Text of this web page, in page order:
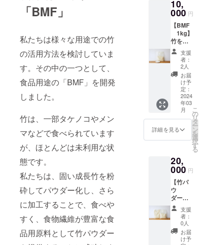
「BMF」
私たちは様々な用途での竹
の活用方法を検討していま
す。その中の一つとして、
食品用途の「BMF」を開発
しました。
竹は、一部タケノコやメン
マなどで食べられています
が、ほとんどは未利用な状
態です。
私たちは、固い成長竹を粉
砕してパウダー化し、さら
に加工することで、食べや
すく、食物繊維が豊富な食
品用原料として竹パウダー
キー：
小麦粉
（小麦
（国
産））
、バ
ター、
砂糖
（きび
砂
糖）、
アーモ
ンド
プード
ル、
牛乳、
岩塩
（一部
に小
麦、乳
成分、
アーモ
ンドを
含む）
■チョ
コクッ
キー：
クス効
果を促
すスプ
レーで
す。
BMFを
作る際
に精製
する抽
出水に
ハーブ
を混ぜ
て作っ
ていま
す。 ポ
サイズ
で持ち
です。
・内容
量：
BMF入
りプ
レーン
クッ
キー 4
個×3袋
め、少
量で1日
に必要
な食物
繊維を
摂取す
ること
ができ
ます。
青臭さ
や口に
入れた
ときの
違和感
もない
ので、
他の食
に、簡
単に食
物繊維
を摂取
できま
す。 通
常の小
麦粉と
同様に
お使い
いただ
ハーブ
からで
きたス
プレー
をセッ
トにし
てお送
りいた
しま
す。 竹
クッ
キー
は、
100％国
産の小
麦粉
に、
100％国
に、5%
のBMF
を配合
してい
ます。
BMFは
整腸作
用・免
疫賦活
に効果
がある
10,
000 円
【BMF
1kg】
竹を食
べられ
るよう
に、粉
砕・二
次加工
を施し
精製し
た竹の
パウ
ダーで
す。
BMFに
は、他
比べて
豊富に
食物繊
維が含
まれて
いるた
め、少
量で1日
に必要
な食物
繊維を
支援
者：
2人
お届
け予
定：
2024
年03
月
詳細を見る
こ
の
リ
タ
ー
ン
を
選
択
す
る
20,
000 円
【竹パ
ウ
ダー
1kg×2
袋】 竹
を食べ
られる
よう
支援
者：
0人
お届
け予